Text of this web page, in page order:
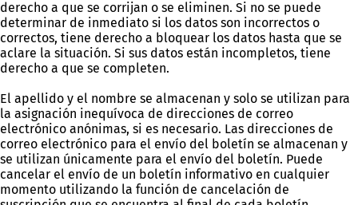
derecho a que se corrijan o se eliminen. Si no se puede
determinar de inmediato si los datos son incorrectos o
correctos, tiene derecho a bloquear los datos hasta que se
aclare la situación. Si sus datos están incompletos, tiene
derecho a que se completen.
El apellido y el nombre se almacenan y solo se utilizan para
la asignación inequívoca de direcciones de correo
electrónico anónimas, si es necesario. Las direcciones de
correo electrónico para el envío del boletín se almacenan y
se utilizan únicamente para el envío del boletín. Puede
cancelar el envío de un boletín informativo en cualquier
momento utilizando la función de cancelación de